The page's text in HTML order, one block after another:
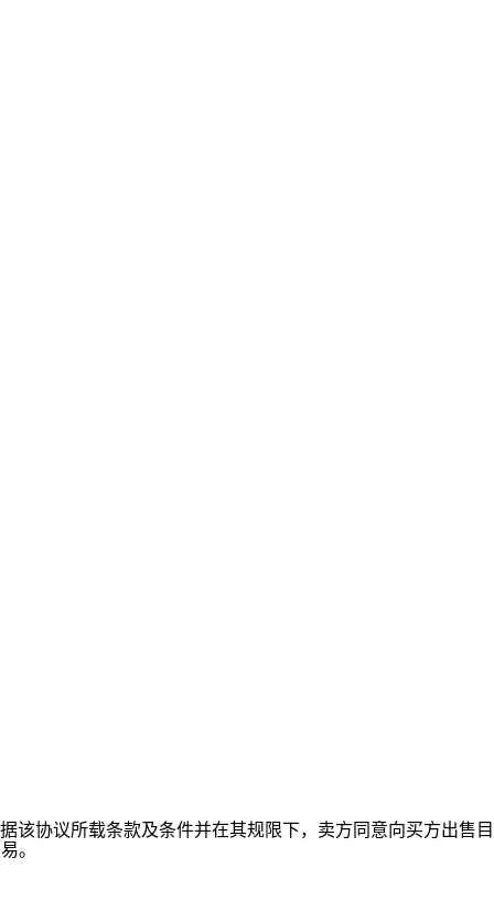
该协议所载条款及条件并在其规限下，卖方同意向买方出售目
。